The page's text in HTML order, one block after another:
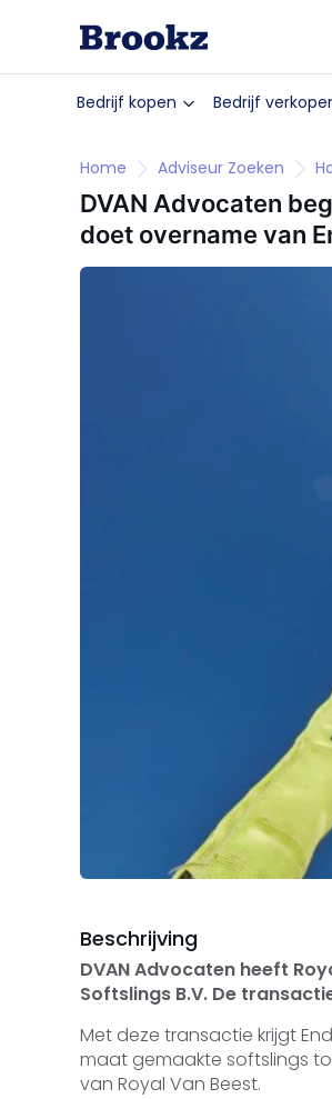
Bedrijf kopen Bedrijf
Home Adviseur Zoeken
DVAN Advocaten
doet overname van
Beschrijving
DVAN Advocaten heeft
Softslings B.V. De
Met deze transactie krijgt
maat gemaakte softslings
van Royal Van Beest.